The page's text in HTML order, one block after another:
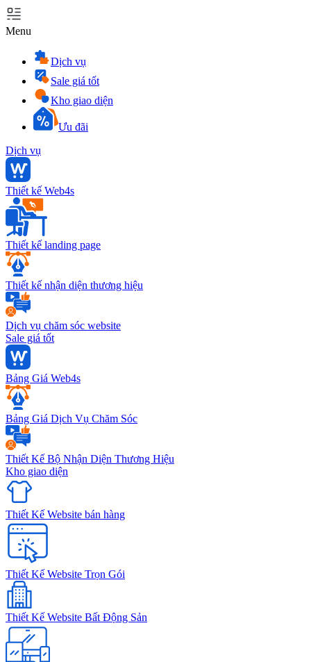
Menu
Dịch vụ
Sale giá tốt
Kho giao diện
Ưu đãi
Dịch vụ
Thiết kế Web4s
Thiết kế landing page
Thiết kế nhận diện thương hiệu
Dịch vụ chăm sóc website
Sale giá tốt
Bảng Giá Web4s
Bảng Giá Dịch Vụ Chăm Sóc
Thiết Kế Bộ Nhận Diện Thương Hiệu
Kho giao diện
Thiết Kế Website bán hàng
Thiết Kế Website Trọn Gói
Thiết Kế Website Bất Động Sản